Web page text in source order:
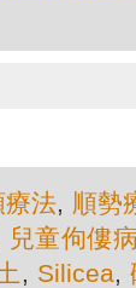
療法, 順勢
兒童佝僂
, Silicea,